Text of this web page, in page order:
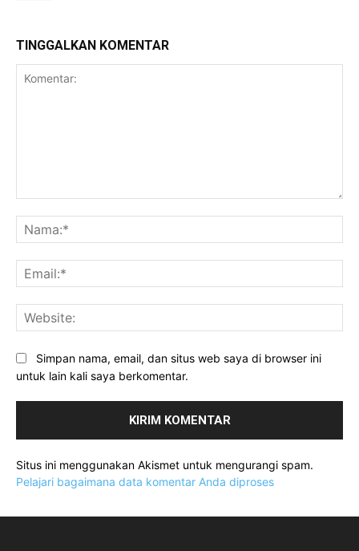
TINGGALKAN KOMENTAR
Simpan nama, email, dan situs web saya di browser ini
untuk lain kali saya berkomentar.
Situs ini menggunakan Akismet untuk mengurangi spam.
Pelajari bagaimana data komentar Anda diproses